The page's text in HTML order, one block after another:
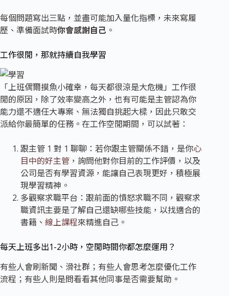
每個問題寫出三點，並盡可能加入量化指標，未來寫履
歷、準備面試時你會感謝自己 。
工作很閒，那就持續自我學習
「上班偶爾摸魚小確幸，每天都很涼是大危機」工作很
閒的原因，除了效率變高之外，也有可能是主管認為你
能力還不適任大專案、無法獨自挑起大樑，因此只敢交
派給你最簡單的任務。在工作空閒期間，可以試著：
跟主管 1 對 1 聊聊：若你跟主管關係不錯，是你心
目中的好主管 ，詢問他對你目前的工作評價，以及
公司是否有學習資源，能讓自己表現更好，積極展
現學習精神。
多觀察求職平台：跟前面的憤怒求職不同，觀察求
職資訊主要是了解自己還缺哪些技能，以找適合的
書籍、 線上課程來精進自己。
每天上班多出1-2小時，空閒時間你都怎麼運用？
有些人會刷新聞、滑社群；有些人會思考怎麼優化工作
流程；有些人則是問看看其他同事是否需要幫助。